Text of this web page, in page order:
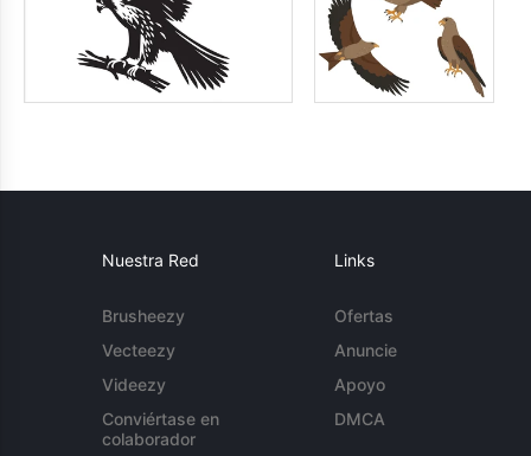
Nuestra Red
Brusheezy
Vecteezy
Videezy
Conviértase en
colaborador
Links
Ofertas
Anuncie
Apoyo
DMCA